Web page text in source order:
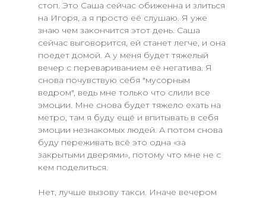
стоп. Это Саша сейчас обиженна и злиться
на Игоря, а я просто её слушаю. Я уже
знаю чем закончится этот день. Саша
сейчас выговорится, ей станет легче, и она
поедет домой. А у меня будет тяжелый
вечер с перевариванием её негатива. Я
снова почувствую себя "мусорным
ведром", ведь мне только что слили все
эмоции. Мне снова будет тяжело ехать на
метро, там я буду ещё и впитывать в себя
эмоции незнакомых людей. А потом снова
буду переживать всё это одна «за
закрытыми дверями», потому что мне не с
кем поделиться.
Нет, лучше вызову такси. Иначе вечером